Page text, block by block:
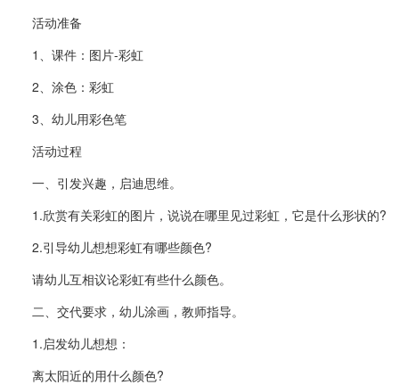
活动准备
1、课件：图片-彩虹
2、涂色：彩虹
3、幼儿用彩色笔
活动过程
一、引发兴趣，启迪思维。
1.欣赏有关彩虹的图片，说说在哪里见过彩虹，它是什么形状的?
2.引导幼儿想想彩虹有哪些颜色?
请幼儿互相议论彩虹有些什么颜色。
二、交代要求，幼儿涂画，教师指导。
1.启发幼儿想想：
离太阳近的用什么颜色?